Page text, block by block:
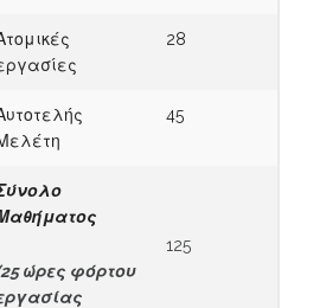
28
45
ώρες φόρτου
125